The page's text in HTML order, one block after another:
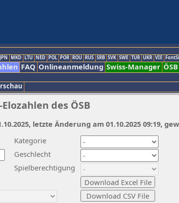
JPN MKD LTU NED POL POR ROU RUS SRB SVK SWE TUR UKR VIE
FAQ Onlineanmeldung Swiss-Manager ÖSB
des ÖSB
Kategorie
Geschlecht
Spielberechtigung
letzte Änderung am 01.10.2025 09:19,